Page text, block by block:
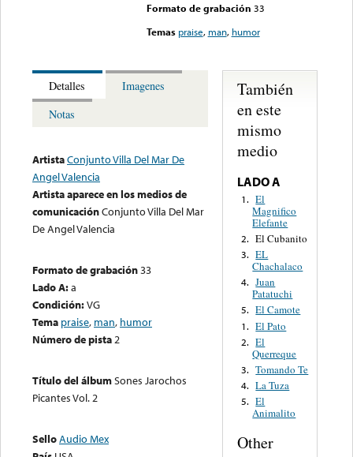
Formato de grabación 33
Temas praise, man, humor
Detalles
Imagenes
Notas
ArtistaConjunto Villa Del Mar De
Angel Valencia
Artista aparece en los medios de
comunicaciónConjunto Villa Del Mar
De Angel Valencia
Formato de grabación33
Lado A:a
Condición:VG
Tema praise, man, humor
Número de pista2
Título del álbumSones Jarochos
Picantes Vol. 2
SelloAudio Mex
También
en este
mismo
medio
LADO A
1. El
Magnifico
Elefante
2. El Cubanito
3. EL
Chachalaco
4. Juan
Patatuchi
5. El Camote
1. El Pato
2. El
Querreque
3. Tomando Te
4. La Tuza
5. El
Animalito
Other